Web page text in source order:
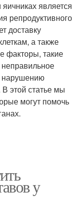
является
репродуктивного
доставку
а также
факторы, такие
нарушению
этой статье мы
могут помочь
у